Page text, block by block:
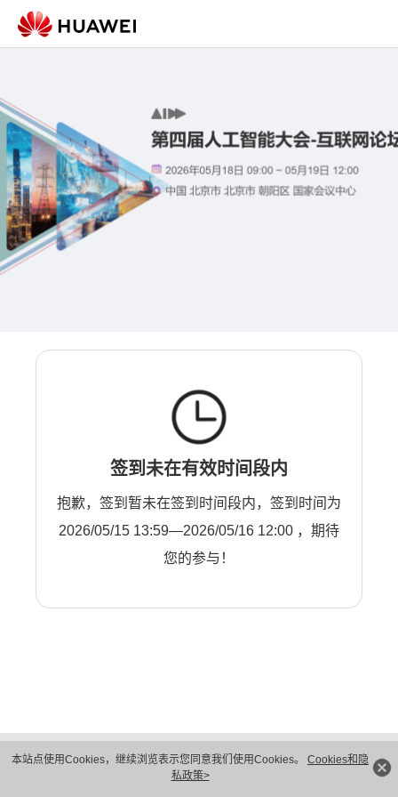
本站点使用Cookies，继续浏览表示您同意我们使用Cookies。 Cookies和隐
私政策>
签到未在有效时间段内
抱歉，签到暂未在签到时间段内，签到时间为
2026/05/15 13:59—2026/05/16 12:00 ，期待
您的参与！
隐私保护
法律声明